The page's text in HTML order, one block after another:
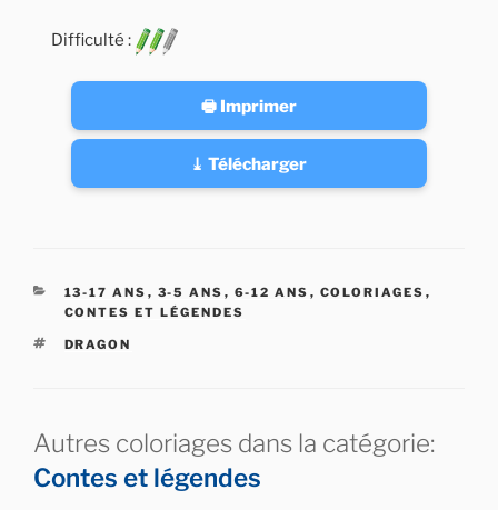
Difficulté :
🖶 Imprimer
⤓ Télécharger
CATÉGORIES
13-17 ANS , 3-5 ANS , 6-12 ANS , COLORIAGES ,
CONTES ET LÉGENDES
ÉTIQUETTES
DRAGON
Autres coloriages dans la catégorie:
Contes et légendes